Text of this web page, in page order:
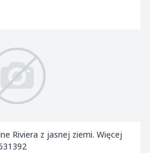
Riviera z jasnej ziemi. Więcej